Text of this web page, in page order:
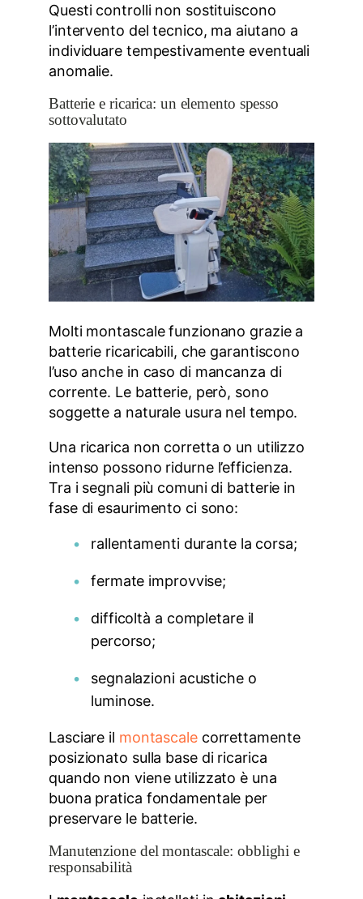
Questi controlli non sostituiscono
l’intervento del tecnico, ma aiutano a
individuare tempestivamente eventuali
anomalie.
Batterie e ricarica: un elemento spesso
sottovalutato
Molti montascale funzionano grazie a
batterie ricaricabili, che garantiscono
l’uso anche in caso di mancanza di
corrente. Le batterie, però, sono
soggette a naturale usura nel tempo.
Una ricarica non corretta o un utilizzo
intenso possono ridurne l’efficienza.
Tra i segnali più comuni di batterie in
fase di esaurimento ci sono:
rallentamenti durante la corsa;
fermate improvvise;
difficoltà a completare il
percorso;
segnalazioni acustiche o
luminose.
Lasciare il montascalecorrettamente
posizionato sulla base di ricarica
quando non viene utilizzato è una
buona pratica fondamentale per
preservare le batterie.
Manutenzione del montascale: obblighi e
responsabilità